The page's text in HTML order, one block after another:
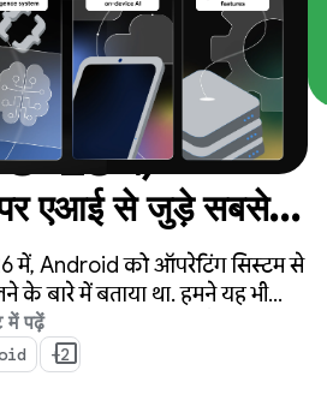
‘26 में,
एआई से जुड़े सबसे
में, Android को ऑपरेटिंग सिस्टम से
के बारे में बताया था. हमने यह भी
मिलकर, बेहतर अनुभव कैसे बनाए
के एआई की सुविधाओं को अपने
जा सकता है.
में पढ़ें
+2